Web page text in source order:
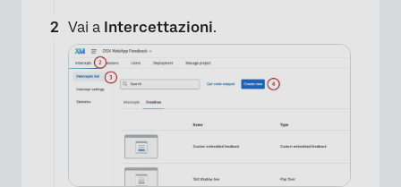
Vai a Intercettazioni.